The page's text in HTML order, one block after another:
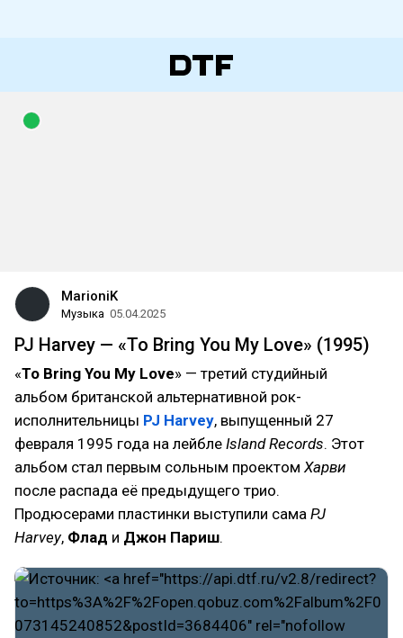
MarioniK
Музыка 05.04.2025
PJ Harvey — «To Bring You My Love» (1995)
«To Bring You My Love» — третий студийный
альбом британской альтернативной рок-
исполнительницы PJ Harvey, выпущенный 27
февраля 1995 года на лейбле Island Records. Этот
альбом стал первым сольным проектом Харви
после распада её предыдущего трио.
Продюсерами пластинки выступили сама PJ
Harvey, Флад и Джон Париш.